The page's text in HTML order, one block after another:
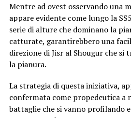
Mentre ad ovest osservando una
appare evidente come lungo la
serie di alture che dominano la
catturate, garantirebbero una
direzione di Jisr al Shougur che si
la pianura.
La strategia di questa iniziativa,
confermata come propedeutica a
battaglie che si vanno profilando